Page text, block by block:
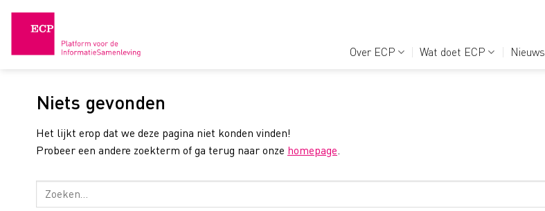
Over ECP Wat doet ECP Nieuws
Niets gevonden
Het lijkt erop dat we deze pagina niet konden vinden!
Probeer een andere zoekterm of ga terug naar onze homepage